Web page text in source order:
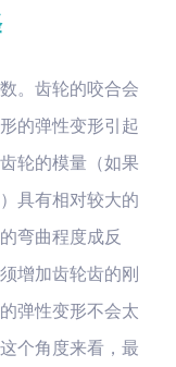
。齿轮的咬合会
的弹性变形引起
轮的模量（如果
具有相对较大的
弯曲程度成反
增加齿轮齿的刚
弹性变形不会太
个角度来看，最